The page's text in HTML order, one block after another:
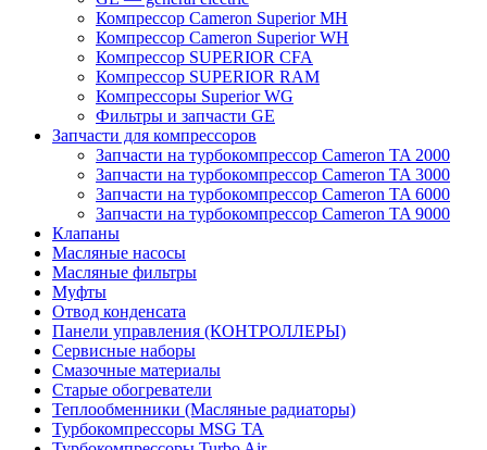
Компрессор Cameron Superior MH
Компрессор Cameron Superior WH
Компрессор SUPERIOR CFA
Компрессор SUPERIOR RAM
Компрессоры Superior WG
Фильтры и запчасти GE
Запчасти для компрессоров
Запчасти на турбокомпрессор Cameron TA 2000
Запчасти на турбокомпрессор Cameron TA 3000
Запчасти на турбокомпрессор Cameron TA 6000
Запчасти на турбокомпрессор Cameron TA 9000
Клапаны
Масляные насосы
Масляные фильтры
Муфты
Отвод конденсата
Панели управления (КОНТРОЛЛЕРЫ)
Сервисные наборы
Смазочные материалы
Старые обогреватели
Теплообменники (Масляные радиаторы)
Турбокомпрессоры MSG TA